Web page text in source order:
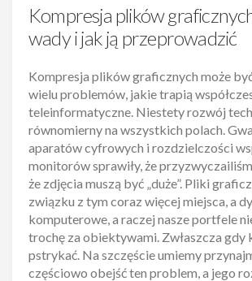
Kompresja plików
wady i jak ją przeprowadzić
Kompresja plików graficznych może
wielu problemów, jakie trapią
teleinformatyczne. Niestety rozwój
równomierny na wszystkich polach.
aparatów cyfrowych i rozdzielczości
monitorów sprawiły, że
że zdjęcia muszą być „duże”. Pliki
związku z tym coraz więcej miejsca, a
komputerowe, a raczej nasze portfele
trochę za obiektywami. Zwłaszcza gdy
pstrykać. Na szczęście umiemy
częściowo obejść ten problem, a jego